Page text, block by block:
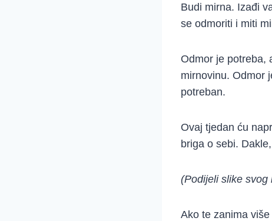
Budi mirna. Izađi
se odmoriti i miti
Odmor je potreba,
mirnovinu. Odmor
potreban.
Ovaj tjedan ću
briga o sebi.
(Podijeli slike svog
Ako te zanima